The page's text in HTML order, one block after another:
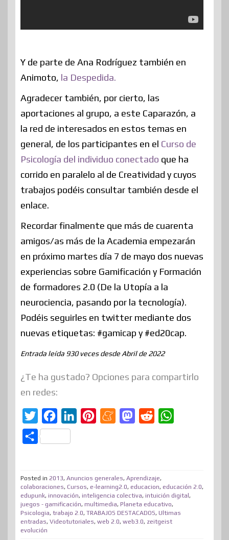
Y de parte de Ana Rodríguez también en
Animoto, la Despedida.
Agradecer también, por cierto, las
aportaciones al grupo, a este Caparazón, a
la red de interesados en estos temas en
general, de los participantes en el Curso de
Psicología del individuo conectado que ha
corrido en paralelo al de Creatividad y cuyos
trabajos podéis consultar también desde el
enlace.
Recordar finalmente que más de cuarenta
amigos/as más de la Academia empezarán
en próximo martes día 7 de mayo dos nuevas
experiencias sobre Gamificación y Formación
de formadores 2.0 (De la Utopía a la
neurociencia, pasando por la tecnología).
Podéis seguirles en twitter mediante dos
nuevas etiquetas: #gamicap y #ed20cap.
Entrada leída 930 veces desde Abril de 2022
¿Te ha gustado? Opciones para compartirlo
en redes:
w
t
e
r
a
c
b
o
o
k
e
d
I
n
e
r
e
s
M
a
m
e
M
o
d
o
n
i
t
A
C
p
a
r
t
Posted in 2013, Anuncios generales, Aprendizaje,
colaboraciones, Cursos, e-learning2.0, educacion, educación 2.0,
edupunk, innovación, inteligencia colectiva, intuición digital,
juegos - gamificación, multimedia, Planeta educativo,
Psicologia, trabajo 2.0, TRABAJOS DESTACADOS, Ultimas
entradas, Videotutoriales, web 2.0, web3.0, zeitgeist
evolución